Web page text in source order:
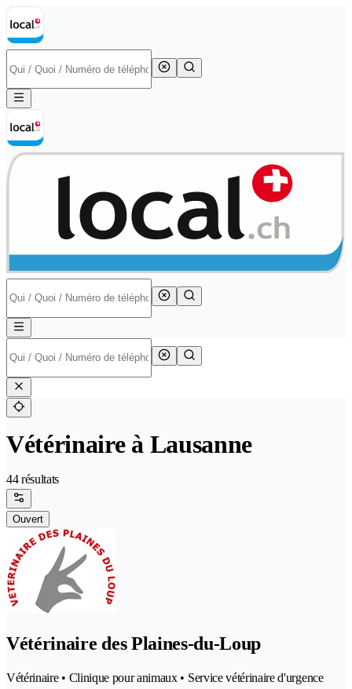
Vétérinaire à Lausanne
44 résultats
Ouvert
Vétérinaire des Plaines-du-Loup
Vétérinaire • Clinique pour animaux • Service vétérinaire d'urgence